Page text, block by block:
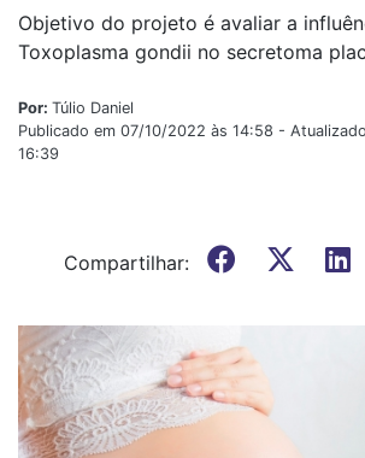
Objetivo do projeto é avaliar a
Toxoplasma gondii no secretoma
Por: Túlio Daniel
Publicado em 07/10/2022 às 14:58 -
16:39
Compartilhar: